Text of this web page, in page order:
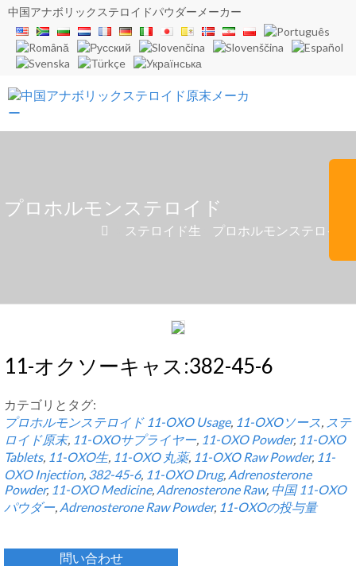
中国アナボリックステロイドパウダーメーカー
プロホルモンステロイド
 ステロイド生 プロホルモンステロイド
11-オクソーキャス:382-45-6
カテゴリとタグ:
プロホルモンステロイド 11-OXO Usage, 11-OXOソース, ステ
ロイド原末, 11-OXOサプライヤー, 11-OXO Powder, 11-OXO
Tablets, 11-OXO生, 11-OXO 丸薬, 11-OXO Raw Powder, 11-
OXO Injection, 382-45-6, 11-OXO Drug, Adrenosterone
Powder, 11-OXO Medicine, Adrenosterone Raw, 中国 11-OXO
パウダー, Adrenosterone Raw Powder, 11-OXOの投与量
問い合わせ